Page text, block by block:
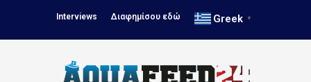
Interviews Διαφημίσου εδώ Greek ▼